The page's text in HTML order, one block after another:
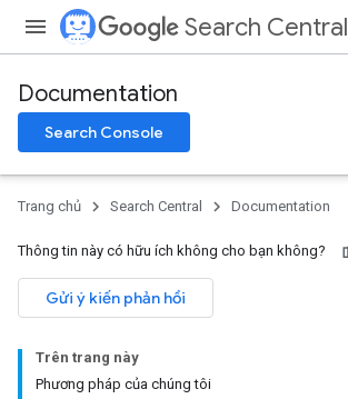
Search Central
Documentation
Search Console
Trang chủ Search Central Documentation
Thông tin này có hữu ích không cho bạn không?
Gửi ý kiến phản hồi
Trên trang này
Phương pháp của chúng tôi